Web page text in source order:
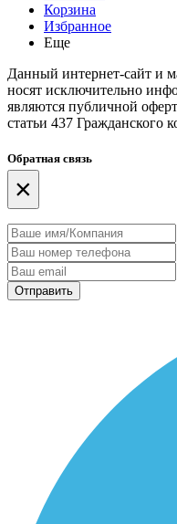
Корзина
Избранное
Еще
Данный интернет-сайт и
носят исключительно
являются публичной
статьи 437 Гражданского
Обратная связь
×
Отправить